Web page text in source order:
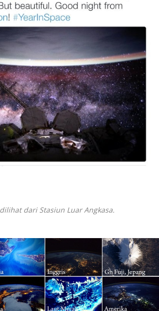
dari Stasiun Luar Angkasa.